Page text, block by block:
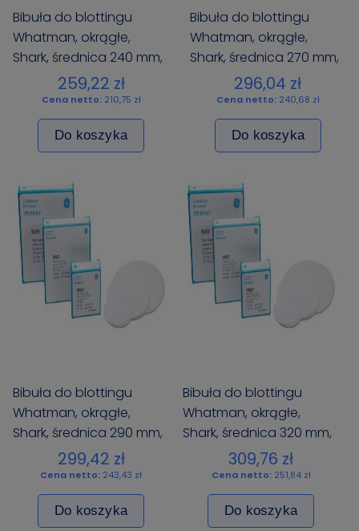
Bibuła do blottingu
Whatman, okrągłe,
Shark, średnica 240 mm,
op. 100 szt.259,22 zł
Cena netto: 210,75 zł
Do koszyka
Bibuła do blottingu
Whatman, okrągłe,
Shark, średnica 270 mm,
op. 100 szt.296,04 zł
Cena netto: 240,68 zł
Do koszyka
Bibuła do blottingu
Whatman, okrągłe,
Shark, średnica 290 mm,
op. 100 szt.299,42 zł
Cena netto: 243,43 zł
Do koszyka
Bibuła do blottingu
Whatman, okrągłe,
Shark, średnica 320 mm,
op. 100 szt.309,76 zł
Cena netto: 251,84 zł
Do koszyka